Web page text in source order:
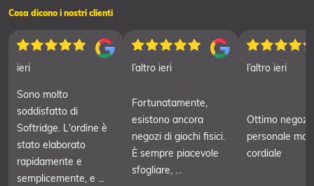
Cosa dicono i nostri clienti
ieri
Sono molto
soddisfatto di
Softridge. L'ordine è
stato elaborato
rapidamente e
semplicemente, e ...
l’altro ieri
Fortunatamente,
esistono ancora
negozi di giochi fisici.
È sempre piacevole
sfogliare, ...
l’altro ieri
Ottimo
personale
cordiale